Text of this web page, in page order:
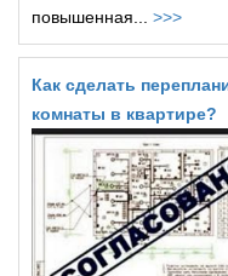
повышенная... >>>
Как сделать
комнаты в квартире?